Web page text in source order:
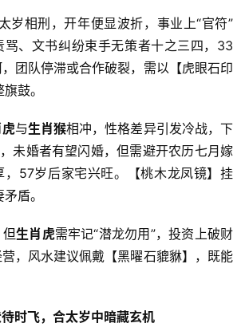
岁相刑，开年便显波折，事业上“官符”
骂、文书纠纷束手无策者十之三四，33
团队停滞或合作破裂，需以【虎眼石印
鼓。
与生肖猴相冲，性格差异引发冷战，下
未婚者有望闪婚，但需避开农历七月嫁
，57岁后家宅兴旺。【桃木龙凤镜】挂
盾。
但生肖虎需牢记“潜龙勿用”，投资上破财
，风水建议佩戴【黑曜石貔貅】，既能
时飞，合太岁中暗藏玄机